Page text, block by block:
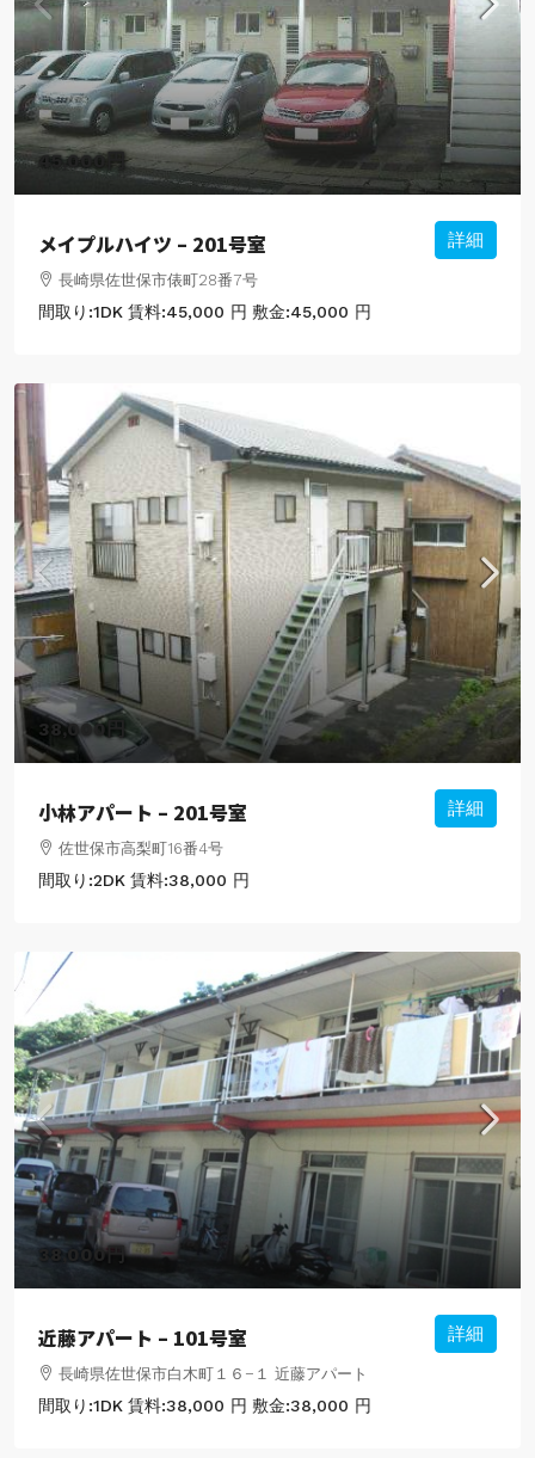
45,000円
メイプルハイツ – 201号室
長崎県佐世保市俵町28番7号
間取り:1DK 賃料:45,000 円 敷金:45,000 円
詳細
38,000円
小林アパート – 201号室
佐世保市高梨町16番4号
間取り:2DK 賃料:38,000 円
詳細
38,000円
近藤アパート – 101号室
長崎県佐世保市白木町１６−１ 近藤アパート
間取り:1DK 賃料:38,000 円 敷金:38,000 円
詳細